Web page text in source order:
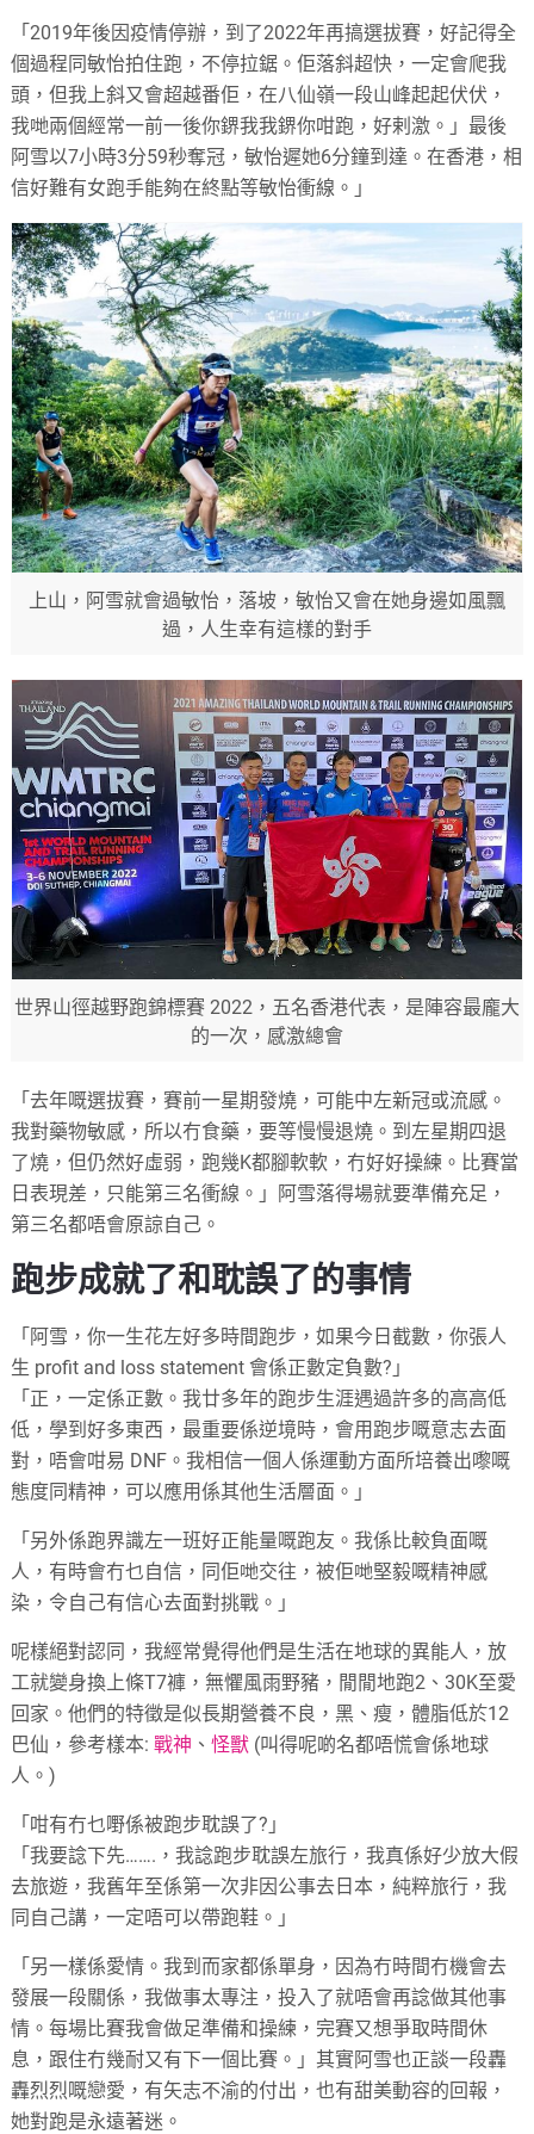
「2019年後因疫情停辦，到了2022年再搞選拔賽，好記得全
個過程同敏怡拍住跑，不停拉鋸。佢落斜超快，一定會爬我
頭，但我上斜又會超越番佢，在八仙嶺一段山峰起起伏伏，
我哋兩個經常一前一後你鎅我我鎅你咁跑，好剌激。」最後
阿雪以7小時3分59秒奪冠，敏怡遲她6分鐘到達。在香港，相
信好難有女跑手能夠在終點等敏怡衝線。」
上山，阿雪就會過敏怡，落坡，敏怡又會在她身邊如風飄
過，人生幸有這樣的對手
世界山徑越野跑錦標賽 2022，五名香港代表，是陣容最龐大
的一次，感激總會
「去年嘅選拔賽，賽前一星期發燒，可能中左新冠或流感。
我對藥物敏感，所以冇食藥，要等慢慢退燒。到左星期四退
了燒，但仍然好虛弱，跑幾K都腳軟軟，冇好好操練。比賽當
日表現差，只能第三名衝線。」阿雪落得場就要準備充足，
第三名都唔會原諒自己。
跑步成就了和耽誤了的事情
「阿雪，你一生花左好多時間跑步，如果今日截數，你張人
生 profit and loss statement 會係正數定負數?」
「正，一定係正數。我廿多年的跑步生涯遇過許多的高高低
低，學到好多東西，最重要係逆境時，會用跑步嘅意志去面
對，唔會咁易 DNF。我相信一個人係運動方面所培養出嚟嘅
態度同精神，可以應用係其他生活層面。」
「另外係跑界識左一班好正能量嘅跑友。我係比較負面嘅
人，有時會冇乜自信，同佢哋交往，被佢哋堅毅嘅精神感
染，令自己有信心去面對挑戰。」
呢樣絕對認同，我經常覺得他們是生活在地球的異能人，放
工就變身換上條T7褲，無懼風雨野豬，閒閒地跑2、30K至愛
回家。他們的特徵是似長期營養不良，黑、瘦，體脂低於12
巴仙，參考樣本:戰神 、怪獸 (叫得呢啲名都唔慌會係地球
人。)
「咁有冇乜嘢係被跑步耽誤了?」
「我要諗下先…….，我諗跑步耽誤左旅行，我真係好少放大假
去旅遊，我舊年至係第一次非因公事去日本，純粹旅行，我
同自己講，一定唔可以帶跑鞋。」
「另一樣係愛情。我到而家都係單身，因為冇時間冇機會去
發展一段關係，我做事太專注，投入了就唔會再諗做其他事
情。每場比賽我會做足準備和操練，完賽又想爭取時間休
息，跟住冇幾耐又有下一個比賽。」其實阿雪也正談一段轟
轟烈烈嘅戀愛，有矢志不渝的付出，也有甜美動容的回報，
她對跑是永遠著迷。